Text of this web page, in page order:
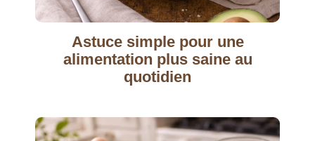
Astuce simple pour une
alimentation plus saine au
quotidien